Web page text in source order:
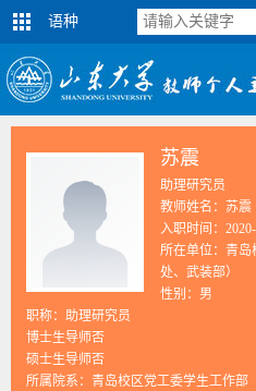
语种
苏震
助理研究员
教师姓名：苏震
入职时间：
所在单位：青岛
处、武装部）
性别：男
职称：助理研究员
博士生导师否
硕士生导师否
所属院系：青岛校区党工委学生工作部